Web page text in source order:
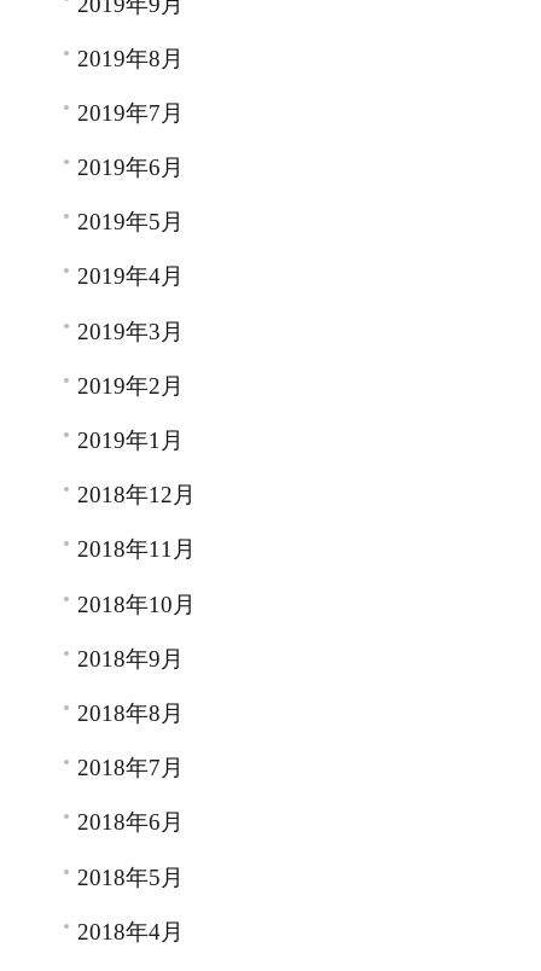
2019年8月
2019年7月
2019年6月
2019年5月
2019年4月
2019年3月
2019年2月
2019年1月
2018年12月
2018年11月
2018年10月
2018年9月
2018年8月
2018年7月
2018年6月
2018年5月
2018年4月